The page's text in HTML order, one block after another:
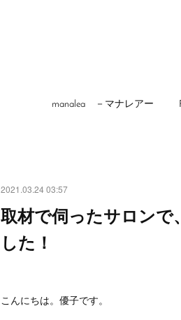
manalea －マナレアー
2021.03.24 03:57
取材で伺ったサロンで
した！
こんにちは。優子です。